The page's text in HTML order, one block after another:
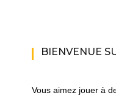
BIENVENUE
Vous aimez jouer à